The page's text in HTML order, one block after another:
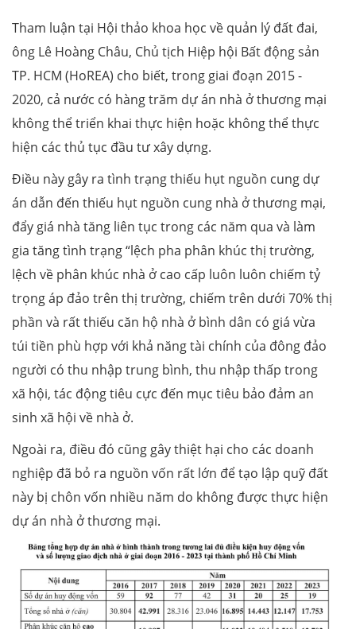
Tham luận tại Hội thảo khoa học về quản lý đất đai,
ông Lê Hoàng Châu, Chủ tịch Hiệp hội Bất động sản
TP. HCM (HoREA) cho biết, trong giai đoạn 2015 -
2020, cả nước có hàng trăm dự án nhà ở thương mại
không thể triển khai thực hiện hoặc không thể thực
hiện các thủ tục đầu tư xây dựng.
Điều này gây ra tình trạng thiếu hụt nguồn cung dự
án dẫn đến thiếu hụt nguồn cung nhà ở thương mại,
đẩy giá nhà tăng liên tục trong các năm qua và làm
gia tăng tình trạng “lệch pha phân khúc thị trường,
lệch về phân khúc nhà ở cao cấp luôn luôn chiếm tỷ
trọng áp đảo trên thị trường, chiếm trên dưới 70% thị
phần và rất thiếu căn hộ nhà ở bình dân có giá vừa
túi tiền phù hợp với khả năng tài chính của đông đảo
người có thu nhập trung bình, thu nhập thấp trong
xã hội, tác động tiêu cực đến mục tiêu bảo đảm an
sinh xã hội về nhà ở.
Ngoài ra, điều đó cũng gây thiệt hại cho các doanh
nghiệp đã bỏ ra nguồn vốn rất lớn để tạo lập quỹ đất
này bị chôn vốn nhiều năm do không được thực hiện
dự án nhà ở thương mại.